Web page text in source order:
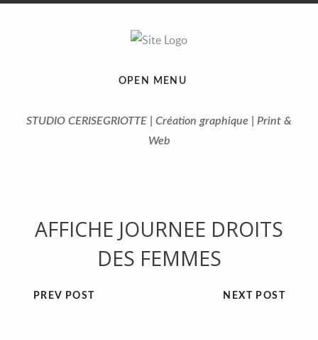
OPEN MENU
STUDIO CERISEGRIOTTE | Création graphique | Print &
Web
AFFICHE JOURNEE DROITS
DES FEMMES
NEXT POST
PREV POST